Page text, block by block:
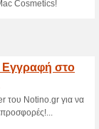
δώρα!